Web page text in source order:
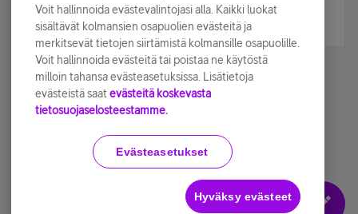
Tilaa nyt
Käyttöehdot Accessibility statement
Evästeasetukset
Voit hallinnoida evästevalintojasi alla. Kaikki luokat
sisältävät kolmansien osapuolien evästeitä ja
merkitsevät tietojen siirtämistä kolmansille osapuolille.
Voit hallinnoida evästeitä tai poistaa ne käytöstä
milloin tahansa evästeasetuksissa. Lisätietoja
evästeistä saat evästeitä koskevasta
tietosuojaselosteestamme.
Evästeasetukset
Hyväksy evästeet